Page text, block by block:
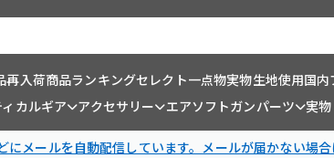
再入荷商品ランキングセレクト一点物実物生地使用国内
カルギア アクセサリー エアソフトガンパーツ 実
にメールを自動配信しています。メールが届かない場